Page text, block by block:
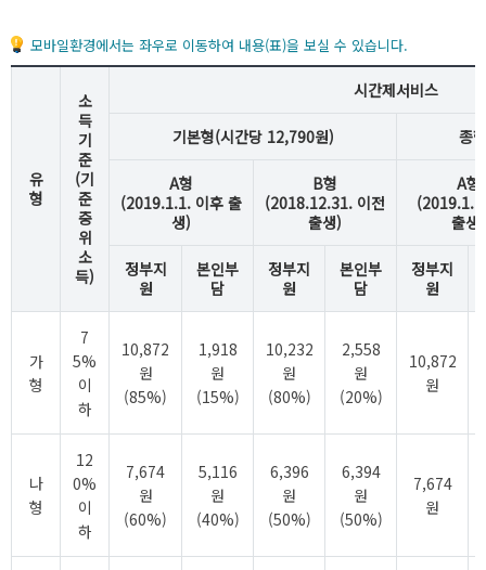
모바일환경에서는 좌우로 이동하여 내용(표)을 보실 수 있습니다.
유
형
소
득
기
준
(기
준
중
위
소
득)
시간제서비스
기본형(시간당 12,790원) 종
A형
(2019.1.1. 이후 출
생)
B형
(2018.12.31. 이전
출생)
A형
출생)
정부지
원
본인부
담
정부지
원
본인부
담
정부지
원
가
형
7
5%
이
하
10,872
원
(85%)
1,918
원
(15%)
10,232
원
(80%)
2,558
원
(20%)
10,872
원
나
형
12
0%
이
하
7,674
원
(60%)
5,116
원
(40%)
6,396
원
(50%)
6,394
원
(50%)
7,674
원